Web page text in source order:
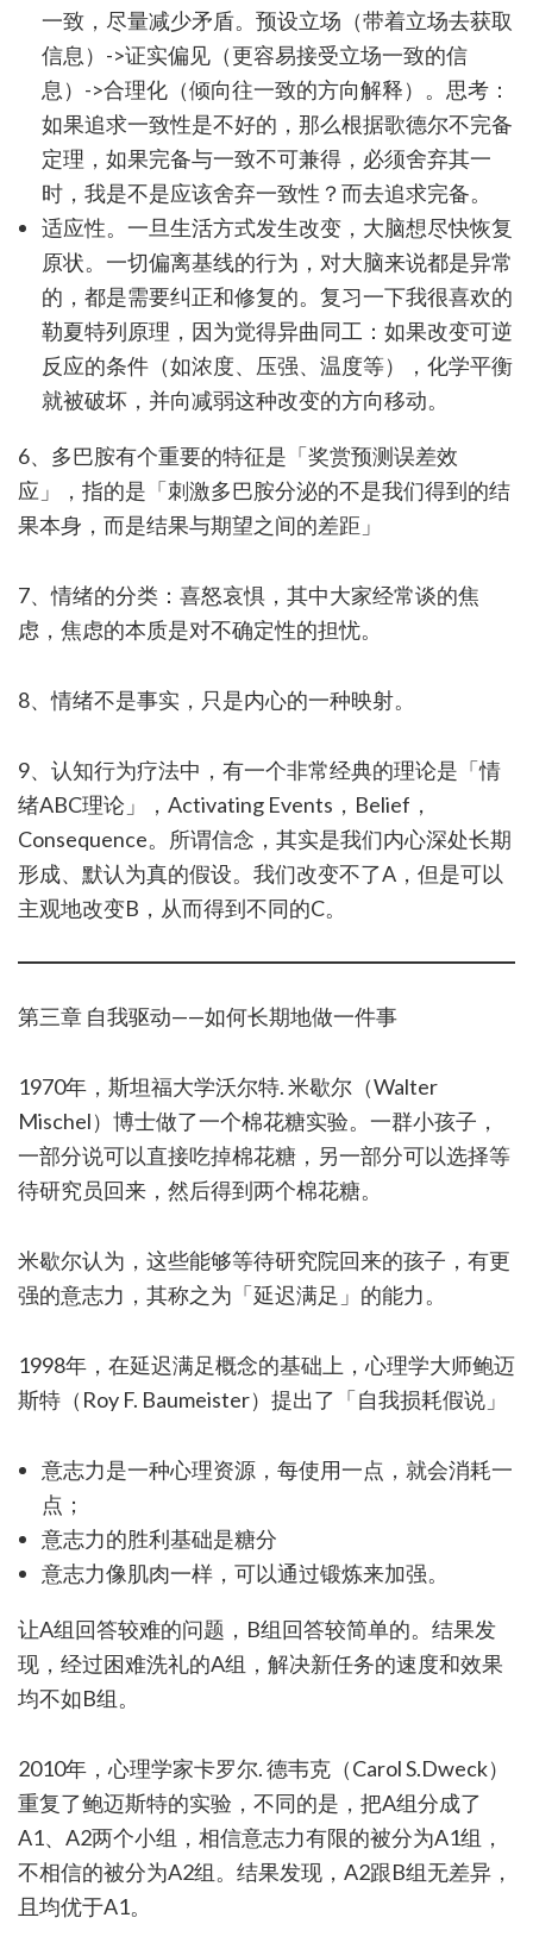
一致，尽量减少矛盾。预设立场（带着立场去获取
信息）->证实偏见（更容易接受立场一致的信
息）->合理化（倾向往一致的方向解释）。思考：
如果追求一致性是不好的，那么根据歌德尔不完备
定理，如果完备与一致不可兼得，必须舍弃其一
时，我是不是应该舍弃一致性？而去追求完备。
适应性。一旦生活方式发生改变，大脑想尽快恢复
原状。一切偏离基线的行为，对大脑来说都是异常
的，都是需要纠正和修复的。复习一下我很喜欢的
勒夏特列原理，因为觉得异曲同工：如果改变可逆
反应的条件（如浓度、压强、温度等），化学平衡
就被破坏，并向减弱这种改变的方向移动。
6、多巴胺有个重要的特征是「奖赏预测误差效
应」，指的是「刺激多巴胺分泌的不是我们得到的结
果本身，而是结果与期望之间的差距」
7、情绪的分类：喜怒哀惧，其中大家经常谈的焦
虑，焦虑的本质是对不确定性的担忧。
8、情绪不是事实，只是内心的一种映射。
9、认知行为疗法中，有一个非常经典的理论是「情
绪ABC理论」，Activating Events，Belief，
Consequence。所谓信念，其实是我们内心深处长期
形成、默认为真的假设。我们改变不了A，但是可以
主观地改变B，从而得到不同的C。
第三章 自我驱动——如何长期地做一件事
1970年，斯坦福大学沃尔特. 米歇尔（Walter
Mischel）博士做了一个棉花糖实验。一群小孩子，
一部分说可以直接吃掉棉花糖，另一部分可以选择等
待研究员回来，然后得到两个棉花糖。
米歇尔认为，这些能够等待研究院回来的孩子，有更
强的意志力，其称之为「延迟满足」的能力。
1998年，在延迟满足概念的基础上，心理学大师鲍迈
斯特（Roy F. Baumeister）提出了「自我损耗假说」
意志力是一种心理资源，每使用一点，就会消耗一
点；
意志力的胜利基础是糖分
意志力像肌肉一样，可以通过锻炼来加强。
让A组回答较难的问题，B组回答较简单的。结果发
现，经过困难洗礼的A组，解决新任务的速度和效果
均不如B组。
2010年，心理学家卡罗尔. 德韦克（Carol S.Dweck）
重复了鲍迈斯特的实验，不同的是，把A组分成了
A1、A2两个小组，相信意志力有限的被分为A1组，
不相信的被分为A2组。结果发现，A2跟B组无差异，
且均优于A1。